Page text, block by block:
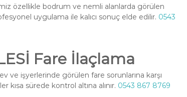
özellikle bodrum ve nemli alanlarda görülen
uygulama ile kalıcı sonuç elde edilir. 0543
Fare İlaçlama
ve işyerlerinde görülen fare sorunlarına karşı
sürede kontrol altına alınır. 0543 867 8769